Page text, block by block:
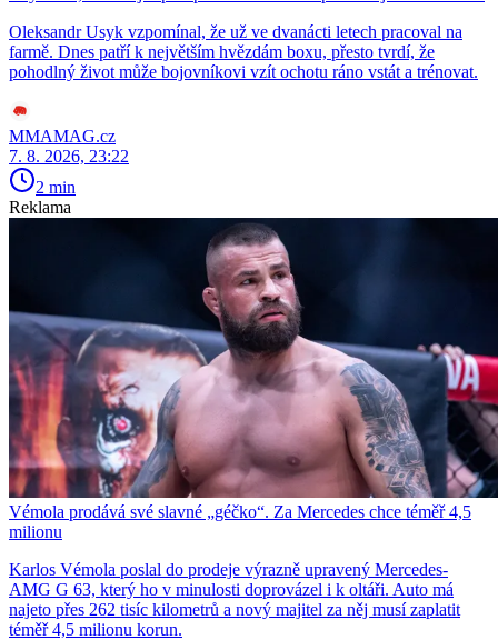
Oleksandr Usyk vzpomínal, že už ve dvanácti letech pracoval na
farmě. Dnes patří k největším hvězdám boxu, přesto tvrdí, že
pohodlný život může bojovníkovi vzít ochotu ráno vstát a trénovat.
MMAMAG.cz
7. 8. 2026, 23:22
2 min
Reklama
Vémola prodává své slavné „géčko“. Za Mercedes chce téměř 4,5
milionu
Karlos Vémola poslal do prodeje výrazně upravený Mercedes-
AMG G 63, který ho v minulosti doprovázel i k oltáři. Auto má
najeto přes 262 tisíc kilometrů a nový majitel za něj musí zaplatit
téměř 4,5 milionu korun.